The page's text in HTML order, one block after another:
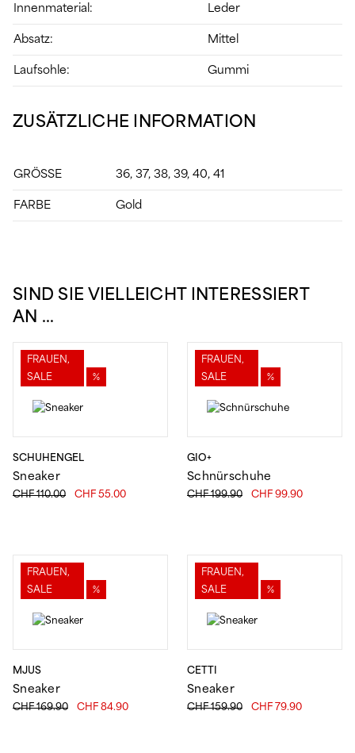
Innenmaterial: Leder
Absatz: Mittel
Laufsohle: Gummi
ZUSÄTZLICHE INFORMATION
GRÖSSE 36, 37, 38, 39, 40, 41
FARBE Gold
SIND SIE VIELLEICHT INTERESSIERT
AN …
FRAUEN,
SALE
%
SCHUHENGEL
Sneaker
CHF110.00
Ursprünglicher
CHF 55.00Aktueller
FRAUEN,
SALE
%
GIO+
Schnürschuhe
CHF199.90
Ursprünglicher
CHF 99.90Aktueller
FRAUEN,
SALE
%
MJUS
Sneaker
CHF169.90
Ursprünglicher
CHF 84.90Aktueller
FRAUEN,
SALE
%
CETTI
Sneaker
CHF159.90
Ursprünglicher
CHF 79.90Aktueller